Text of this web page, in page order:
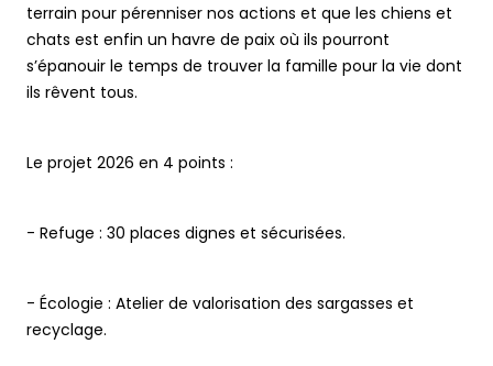
terrain pour pérenniser nos actions et que les chiens et
chats est enfin un havre de paix où ils pourront
s’épanouir le temps de trouver la famille pour la vie dont
ils rêvent tous.
Le projet 2026 en 4 points :
- Refuge : 30 places dignes et sécurisées.
- Écologie : Atelier de valorisation des sargasses et
recyclage.